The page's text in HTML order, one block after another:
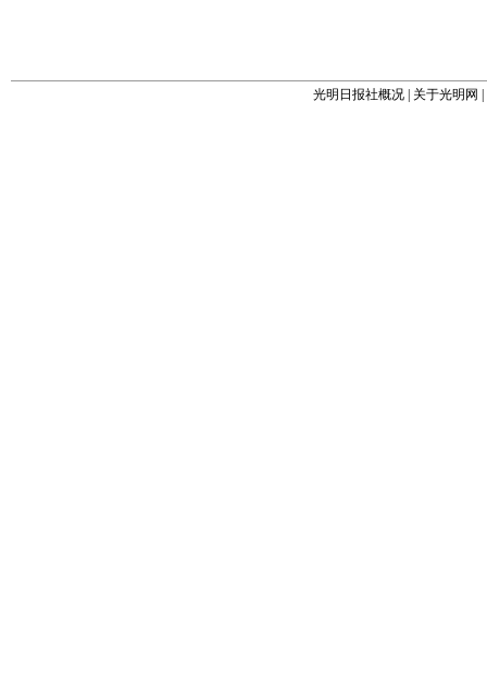
光明日报社概况 关于光明网